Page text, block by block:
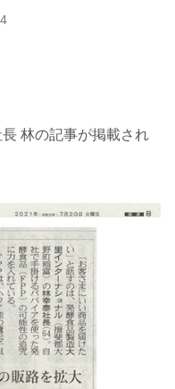
林の記事が掲載され